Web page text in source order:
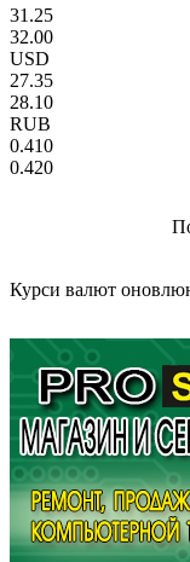
31.25
32.00
USD
27.35
28.10
RUB
0.410
0.420
Курси валют